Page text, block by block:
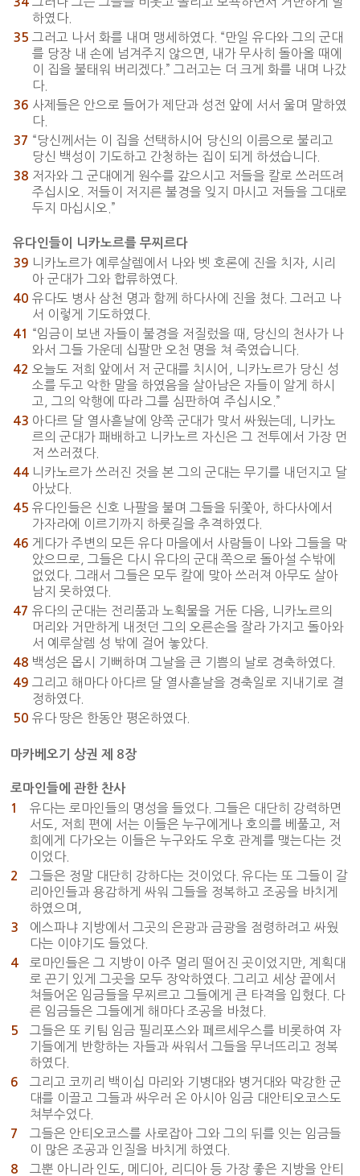
하였다.
35 그러고 나서 화를 내며 맹세하였다. “만일 유다와 그의 군대
를 당장 내 손에 넘겨주지 않으면, 내가 무사히 돌아올 때에
이 집을 불태워 버리겠다.” 그러고는 더 크게 화를 내며 나갔
다.
36 사제들은 안으로 들어가 제단과 성전 앞에 서서 울며 말하였
다.
37 “당신께서는 이 집을 선택하시어 당신의 이름으로 불리고
당신 백성이 기도하고 간청하는 집이 되게 하셨습니다.
38 저자와 그 군대에게 원수를 갚으시고 저들을 칼로 쓰러뜨려
주십시오. 저들이 저지른 불경을 잊지 마시고 저들을 그대로
두지 마십시오.”
유다인들이 니카노르를 무찌르다
39 니카노르가 예루살렘에서 나와 벳 호론에 진을 치자, 시리
아 군대가 그와 합류하였다.
40 유다도 병사 삼천 명과 함께 하다사에 진을 쳤다. 그러고 나
서 이렇게 기도하였다.
41
“임금이 보낸 자들이 불경을 저질렀을 때, 당신의 천사가 나
와서 그들 가운데 십팔만 오천 명을 쳐 죽였습니다.
42 오늘도 저희 앞에서 저 군대를 치시어, 니카노르가 당신 성
소를 두고 악한 말을 하였음을 살아남은 자들이 알게 하시
고, 그의 악행에 따라 그를 심판하여 주십시오.”
43 아다르 달 열사흗날에 양쪽 군대가 맞서 싸웠는데, 니카노
르의 군대가 패배하고 니카노르 자신은 그 전투에서 가장 먼
저 쓰러졌다.
44 니카노르가 쓰러진 것을 본 그의 군대는 무기를 내던지고 달
아났다.
45 유다인들은 신호 나팔을 불며 그들을 뒤쫓아, 하다사에서
가자라에 이르기까지 하룻길을 추격하였다.
46 게다가 주변의 모든 유다 마을에서 사람들이 나와 그들을 막
았으므로, 그들은 다시 유다의 군대 쪽으로 돌아설 수밖에
없었다. 그래서 그들은 모두 칼에 맞아 쓰러져 아무도 살아
남지 못하였다.
47 유다의 군대는 전리품과 노획물을 거둔 다음, 니카노르의
머리와 거만하게 내젓던 그의 오른손을 잘라 가지고 돌아와
서 예루살렘 성 밖에 걸어 놓았다.
48 백성은 몹시 기뻐하며 그날을 큰 기쁨의 날로 경축하였다.
49 그리고 해마다 아다르 달 열사흗날을 경축일로 지내기로 결
정하였다.
50 유다 땅은 한동안 평온하였다.
마카베오기 상권 제 8장
로마인들에 관한 찬사
1
유다는 로마인들의 명성을 들었다. 그들은 대단히 강력하면
서도, 저희 편에 서는 이들은 누구에게나 호의를 베풀고, 저
희에게 다가오는 이들은 누구와도 우호 관계를 맺는다는 것
이었다.
2
그들은 정말 대단히 강하다는 것이었다. 유다는 또 그들이 갈
리아인들과 용감하게 싸워 그들을 정복하고 조공을 바치게
하였으며,
3
에스파냐 지방에서 그곳의 은광과 금광을 점령하려고 싸웠
다는 이야기도 들었다.
4
로마인들은 그 지방이 아주 멀리 떨어진 곳이었지만, 계획대
로 끈기 있게 그곳을 모두 장악하였다. 그리고 세상 끝에서
쳐들어온 임금들을 무찌르고 그들에게 큰 타격을 입혔다. 다
른 임금들은 그들에게 해마다 조공을 바쳤다.
5
그들은 또 키팀 임금 필리포스와 페르세우스를 비롯하여 자
기들에게 반항하는 자들과 싸워서 그들을 무너뜨리고 정복
하였다.
6
그리고 코끼리 백이십 마리와 기병대와 병거대와 막강한 군
대를 이끌고 그들과 싸우러 온 아시아 임금 대안티오코스도
쳐부수었다.
7
그들은 안티오코스를 사로잡아 그와 그의 뒤를 잇는 임금들
이 많은 조공과 인질을 바치게 하였다.
8
그뿐 아니라 인도, 메디아, 리디아 등 가장 좋은 지방을 안티